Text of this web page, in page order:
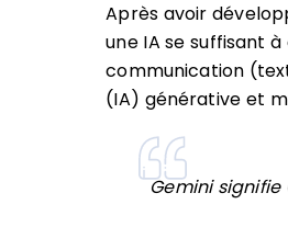
Après avoir
une IA se suffisant
communication
(IA) générative et
Gemini signifie